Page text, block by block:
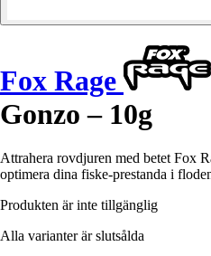
Fox Rage
Gonzo – 10g
Attrahera rovdjuren med betet Fox
optimera dina fiske-prestanda i
Produkten är inte tillgänglig
Alla varianter är slutsålda